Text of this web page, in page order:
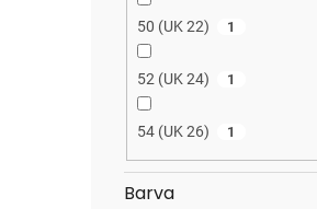
50 (UK 22) 1
52 (UK 24) 1
54 (UK 26) 1
Barva